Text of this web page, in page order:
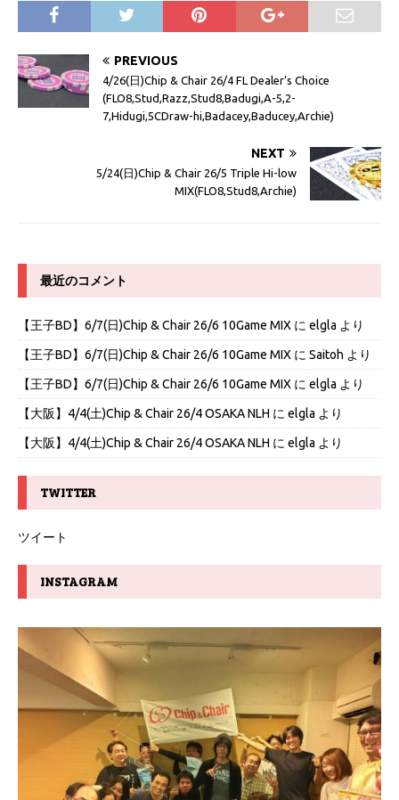
PREVIOUS
4/26(日)Chip & Chair 26/4 FL Dealer’s Choice
(FLO8,Stud,Razz,Stud8,Badugi,A-5,2-
7,Hidugi,5CDraw-hi,Badacey,Baducey,Archie)
NEXT
5/24(日)Chip & Chair 26/5 Triple Hi-low
MIX(FLO8,Stud8,Archie)
最近のコメント
【王子BD】6/7(日)Chip & Chair 26/6 10Game MIX に elgla より
【王子BD】6/7(日)Chip & Chair 26/6 10Game MIX に Saitoh より
【王子BD】6/7(日)Chip & Chair 26/6 10Game MIX に elgla より
【大阪】4/4(土)Chip & Chair 26/4 OSAKA NLH に elgla より
【大阪】4/4(土)Chip & Chair 26/4 OSAKA NLH に elgla より
TWITTER
ツイート
INSTAGRAM